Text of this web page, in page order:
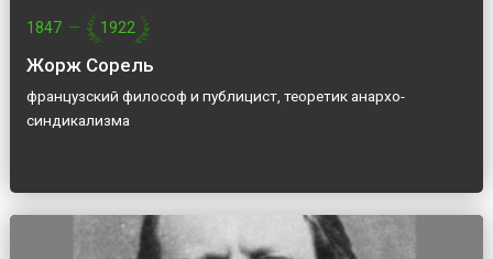
1847 — 1922
Жорж Сорель
французский философ и публицист, теоретик анархо-
синдикализма